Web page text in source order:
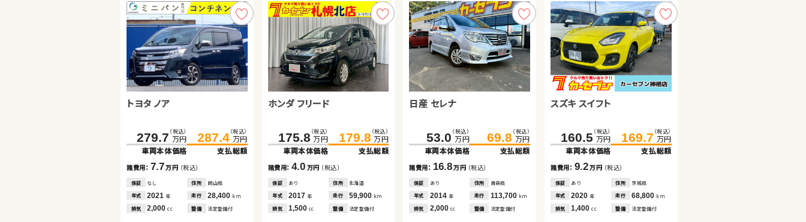
トヨタ ノア
279.7 （税込）
万円
車両本体価格
287.4（税込）
万円
支払総額
諸費用： 7.7万円 （税込）
保証 なし 住所
岡山県
年式
2021年 走行 28,400 km
排気
2,000cc 整備 法定整備付
ホンダ フリード
175.8 （税込）
万円
車両本体価格
179.8 （税込）
万円
支払総額
諸費用：4.0 万円 （税込）
保証 あり 住所
北海道
年式
2017年 走行 59,900 km
排気
1,500cc 整備 法定整備付
日産 セレナ
53.0 （税込）
万円
車両本体価格
69.8 （税込）
万円
支払総額
諸費用： 16.8万円 （税込）
保証 あり 住所
青森県
年式
2014 年 走行 113,700 km
排気
2,000 cc 整備 法定整備付
スズキ スイフト
160.5 （税込）
万円
車両本体価格
169.7 （税込）
万円
支払総額
諸費用： 9.2万円 （税込）
保証 あり 住所
茨城県
年式
2020年 走行 68,800 km
排気
1,400cc 整備 法定整備付
トヨタ ヴォクシー ハイブリッ
230.1 （税込）
万円
車両本体価格
240.2（税込）
万円
支払総額
諸費用： 10.1万円（税込）
保証 なし 住所
福島県
年式
2016年 走行 50,500 km
排気
1,800cc 整備 なし
ホンダ Ｎ ＢＯＸ
79.6 万円
車両本体価格
支払総額
諸費用：5.2 万円 （税込）
保証 あり 住所 青森県
トヨタ ヴェルファイア
269.7 （税込）
万円
車両本体価格
279.8 （税込）
万円
支払総額
諸費用： 10.1万円 （税込）
保証 なし 住所
岡山県
年式
2017 年 走行 20,500km
排気
2,500 cc 整備 法定整備付
ダイハツ ムーヴ
162.4 （税込）
万円
車両本体価格
174.7 （税込）
万円
支払総額
諸費用： 12.3万円（税込）
保証 あり 住所
茨城県
年式
2025年 走行 100km
排気
660cc 整備 法定整備付
日産 エクストレイル
60.2 万円
車両本体価格
支払総額
諸費用：15.6 （税込）
保証 あり 住所 埼玉県
ホンダ Ｎ ＢＯＸ
72.0 （税込）
万円
車両本体価格
79.2 （税込）
万円
支払総額
諸費用：7.2 万円 （税込）
保証 あり 住所
愛知県
年式
2018年 走行 103,000km
排気
660cc 整備 法定整備付
ホンダ フィット
29.2 （税込）
万円
車両本体価格
40.8 （税込）
万円
支払総額
諸費用： 11.6万円 （税込）
保証 あり 住所
埼玉県
年式
2012 年 走行 74,700km
排気
1,400 cc 整備 法定整備付
ホンダ フィット ハイブリッド
147.8 （税込）
万円
車両本体価格
159.5 （税込）
万円
支払総額
諸費用： 11.7万円（税込）
保証 あり 住所
鹿児島県
年式
2022年 走行 41,900 km
排気
1,500cc 整備 法定整備付